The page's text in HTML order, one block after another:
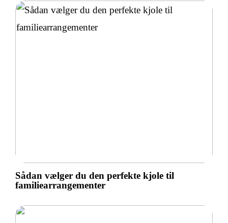
Sådan vælger du den perfekte kjole til
familiearrangementer